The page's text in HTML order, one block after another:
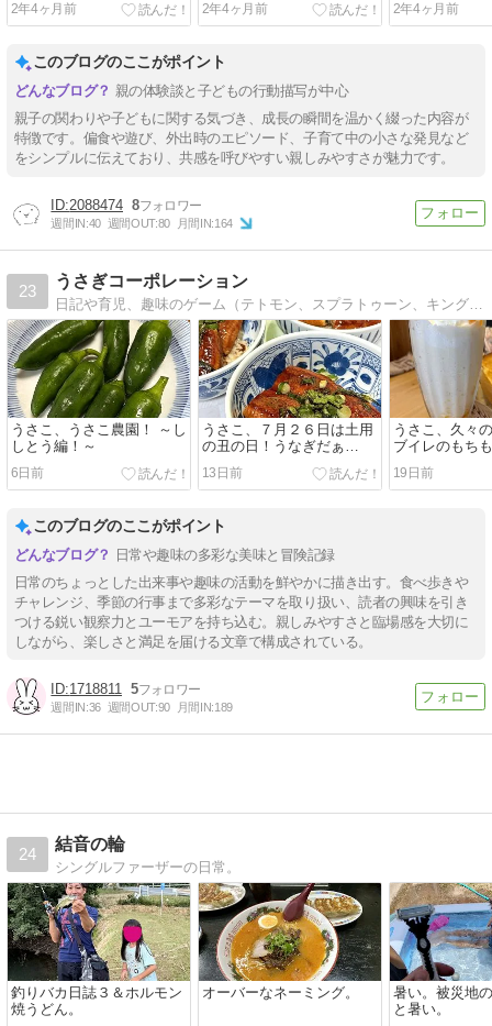
2年4ヶ月前
2年4ヶ月前
2年4ヶ月前
このブログのここがポイント
親の体験談と子どもの行動描写が中心
親子の関わりや子どもに関する気づき、成長の瞬間を温かく綴った内容が
特徴です。偏食や遊び、外出時のエピソード、子育て中の小さな発見など
をシンプルに伝えており、共感を呼びやすい親しみやすさが魅力です。
2088474 8
週間IN:40 週間OUT:80 月間IN:164
23
うさぎコーポレーション
日記や育児、趣味のゲーム（テトモン、スプラトゥーン、キングダムハーツなどの攻略）を記録していきます。
うさこ、うさこ農園！ ～し
しとう編！～
6日前
うさこ、７月２６日は土用
の丑の日！うなぎだぁ
～！！！
13日前
うさこ、久々
ブイレのもち
ナツ！
19日前
このブログのここがポイント
日常や趣味の多彩な美味と冒険記録
日常のちょっとした出来事や趣味の活動を鮮やかに描き出す。食べ歩きや
チャレンジ、季節の行事まで多彩なテーマを取り扱い、読者の興味を引き
つける鋭い観察力とユーモアを持ち込む。親しみやすさと臨場感を大切に
しながら、楽しさと満足を届ける文章で構成されている。
1718811 5
週間IN:36 週間OUT:90 月間IN:189
24
結音の輪
シングルファーザーの日常。
釣りバカ日誌３＆ホルモン
焼うどん。
オーバーなネーミング。
暑い。被災地
と暑い。